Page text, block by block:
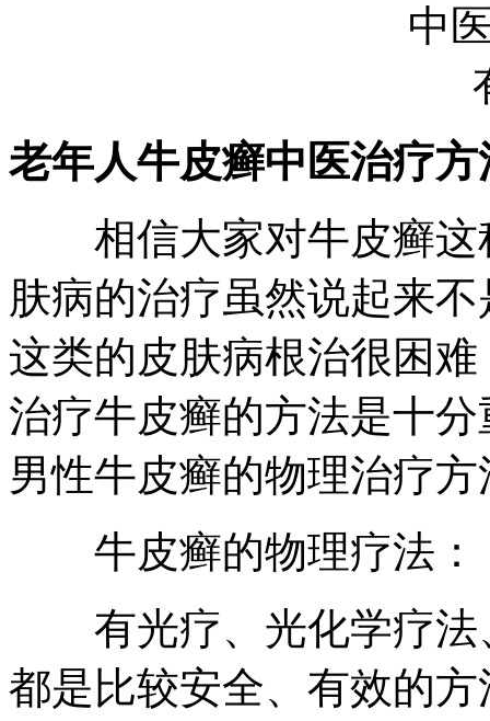
老年人牛皮癣中医治疗
相信大家对牛皮癣这
肤病的治疗虽然说起来
这类的皮肤病根治很困
治疗牛皮癣的方法是十
男性牛皮癣的物理治疗
牛皮癣的物理疗法：
有光疗、光化学疗法
都是比较安全、有效的